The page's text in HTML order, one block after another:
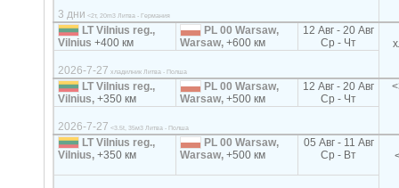
3 дни <2т, 20m3 Литва - Германия
LT Vilnius reg.,
Vilnius+400 км
PL 00 Warsaw,
Warsaw,+600 км
12 Авг - 20 Авг
Ср - Чт
2026-7-27 хладилник Литва - Полша
LT Vilnius reg.,
Vilnius,+350 км
PL 00 Warsaw,
Warsaw,+500 км
12 Авг - 20 Авг
Ср - Чт
2026-7-27 <3.5t, 35м3 Литва - Полша
LT Vilnius reg.,
Vilnius,+350 км
PL 00 Warsaw,
Warsaw,+500 км
05 Авг - 11 Авг
Ср - Вт